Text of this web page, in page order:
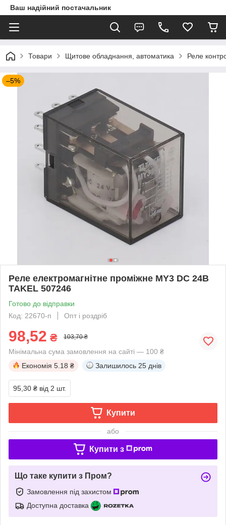
Ваш надійний постачальник
Товари Щитове обладнання, автоматика Реле
–5%
Реле електромагнітне проміжне MY3 DC 24В
TAKEL 507246
Готово до відправки
Код: 22670-п
Опт і роздріб
98,52 ₴ 103,70 ₴
Мінімальна сума замовлення на сайті — 100 ₴
Економія 5.18 ₴ Залишилось 25 днів
95,30 ₴ від 2 шт.
Купити
або
Купити з
Що таке купити з Пром?
Замовлення під захистом
Доступна доставка